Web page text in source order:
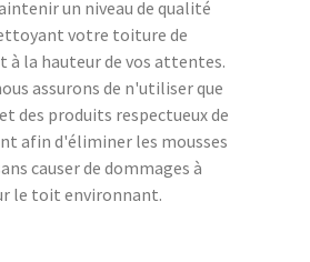
un niveau de qualité
votre toiture de
à la hauteur de vos attentes.
assurons de n'utiliser que
des produits respectueux de
afin d'éliminer les mousses
causer de dommages à
le toit environnant.